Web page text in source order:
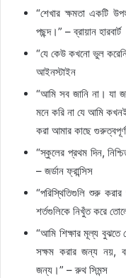
“শেখার ক্ষমতা একটি
পছন্দ।” – ব্রায়ান হারবার্ট
“যে কেউ কখনো ভুল
আইনস্টাইন
“আমি সব জানি না। যা
মনে করি না যে আমি
করা আমার কাছে
“স্কুলের প্রথম দিন,
– জর্ডান ফ্রান্সিস
“পরিস্থিতিগুলি শুরু
শর্তগুলিকে নিখুঁত করে
“আমি শিক্ষার মূল্য বুঝতে
সক্ষম করার জন্য নয়,
জন্য।” – রুথ সিমন্স